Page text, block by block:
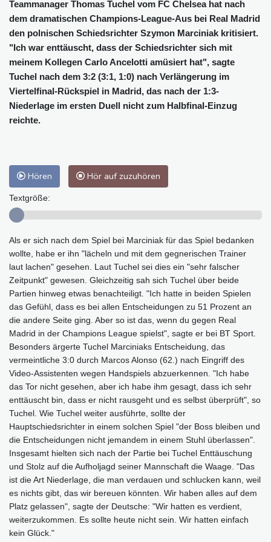
Teammanager Thomas Tuchel vom FC Chelsea hat nach
dem dramatischen Champions-League-Aus bei Real Madrid
den polnischen Schiedsrichter Szymon Marciniak kritisiert.
"Ich war enttäuscht, dass der Schiedsrichter sich mit
meinem Kollegen Carlo Ancelotti amüsiert hat", sagte
Tuchel nach dem 3:2 (3:1, 1:0) nach Verlängerung im
Viertelfinal-Rückspiel in Madrid, das nach der 1:3-
Niederlage im ersten Duell nicht zum Halbfinal-Einzug
reichte.
Hören Hör auf zuzuhören
Textgröße:
Als er sich nach dem Spiel bei Marciniak für das Spiel bedanken
wollte, habe er ihn "lächeln und mit dem gegnerischen Trainer
laut lachen" gesehen. Laut Tuchel sei dies ein "sehr falscher
Zeitpunkt" gewesen. Gleichzeitig sah sich Tuchel über beide
Partien hinweg etwas benachteiligt. "Ich hatte in beiden Spielen
das Gefühl, dass es bei allen Entscheidungen zu 51 Prozent an
die andere Seite ging. Aber so ist das, wenn du gegen Real
Madrid in der Champions League spielst", sagte er bei BT Sport.
Besonders ärgerte Tuchel Marciniaks Entscheidung, das
vermeintliche 3:0 durch Marcos Alonso (62.) nach Eingriff des
Video-Assistenten wegen Handspiels abzuerkennen. "Ich habe
das Tor nicht gesehen, aber ich habe ihm gesagt, dass ich sehr
enttäuscht bin, dass er nicht rausgeht und es selbst überprüft", so
Tuchel. Wie Tuchel weiter ausführte, sollte der
Hauptschiedsrichter in einem solchen Spiel "der Boss bleiben und
die Entscheidungen nicht jemandem in einem Stuhl überlassen".
Insgesamt hielten sich nach der Partie bei Tuchel Enttäuschung
und Stolz auf die Aufholjagd seiner Mannschaft die Waage. "Das
ist die Art Niederlage, die man verdauen und schlucken kann, weil
es nichts gibt, das wir bereuen könnten. Wir haben alles auf dem
Platz gelassen", sagte der Deutsche: "Wir hatten es verdient,
weiterzukommen. Es sollte heute nicht sein. Wir hatten einfach
kein Glück."